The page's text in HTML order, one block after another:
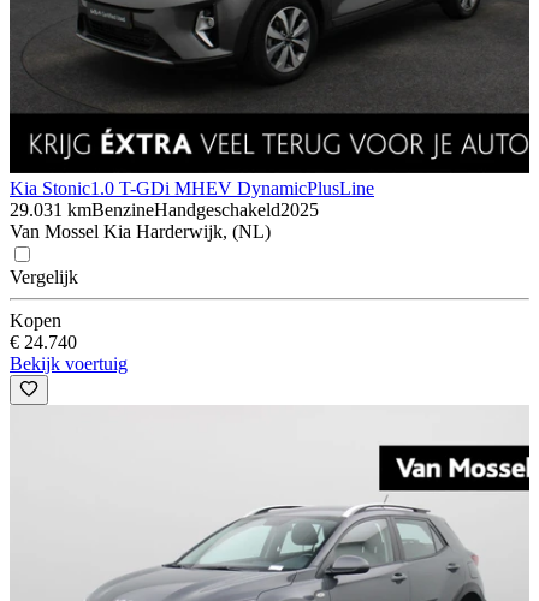
Kia Stonic1.0 T-GDi MHEV DynamicPlusLine
29.031 kmBenzineHandgeschakeld2025
Van Mossel Kia Harderwijk, (NL)
Vergelijk
Kopen
€ 24.740
Bekijk voertuig